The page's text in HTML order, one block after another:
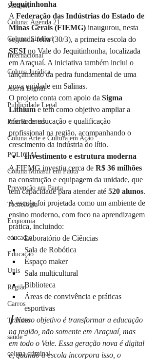
Sindjori
Coluna: Agenda 21
Coluna: SindJori
Internacional
Coluna Jurídica
Alerta Digital
Publicidade Legal
Post Recentes
Coluna Arte e Cultura em Ação
POLICIAL
Coluna Minasul em Pauta
Prevenção em Pauta
Tecnologia
Economia
educaçao
Educação
Unis
Região
Carros
Trânsito
saúde
coluna criminal
Jequitinhonha
A Federação das Indústrias do Estado de
Minas Gerais (FIEMG) inaugurou, nesta
segunda-feira (30/3), a primeira escola do
SESI no Vale do Jequitinhonha, localizada
em Araçuaí. A iniciativa também inclui o
lançamento da pedra fundamental de uma
nova unidade em Salinas.
O projeto conta com apoio da Sigma
Lithium e tem como objetivo ampliar a
oferta de educação e qualificação
profissional na região, acompanhando o
crescimento da indústria do lítio.
Investimento e estrutura moderna
A FIEMG investiu cerca de R$ 36 milhões
na construção e equipagem da unidade, que
tem capacidade para atender até 520 alunos.
A escola foi projetada como um ambiente de
ensino moderno, com foco na aprendizagem
prática, incluindo:
Laboratório de Ciências
Sala de Robótica
Espaço maker
Sala multicultural
Biblioteca
Áreas de convivência e práticas
esportivas
┃ Nosso objetivo é transformar a educação
na região, não somente em Araçuaí, mas
em todo o Vale. Essa geração nova é digital
e, quando a escola incorpora isso, o